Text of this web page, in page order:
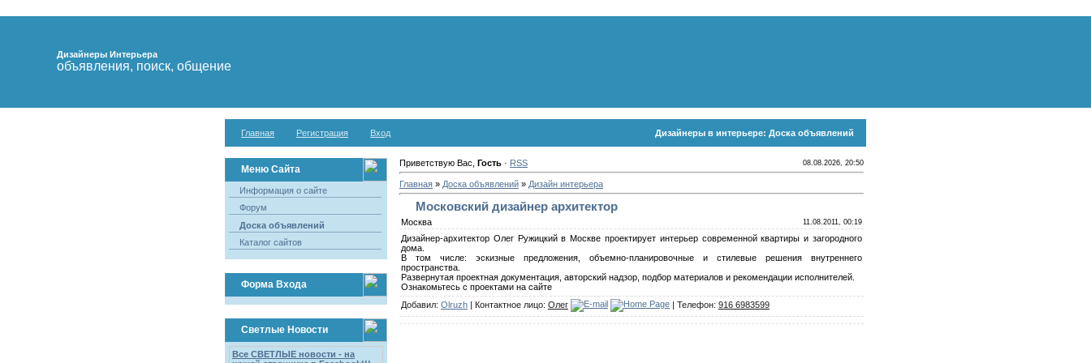
Дизайнеры Интерьера
объявления, поиск, общение
Главная Регистрация Вход Дизайнеры в интерьере: Доска объявлений
Меню Сайта
Информация о сайте
Форум
Доска объявлений
Каталог сайтов
Форма Входа
Светлые Новости
Все СВЕТЛЫЕ новости - на
Приветствую Вас, Гость· RSS 08.08.2026, 20:50
Главная» Доска объявлений» Дизайн интерьера
Московский дизайнер архитектор
Москва 11.08.2011, 00:19
Дизайнер-архитектор Олег Ружицкий в Москве проектирует интерьер современной квартиры и загородного
дома.
В том числе: эскизные предложения, объемно-планировочные и стилевые решения внутреннего
пространства.
Развернутая проектная документация, авторский надзор, подбор материалов и рекомендации исполнителей.
Ознакомьтесь с проектами на сайте
Добавил: Olruzh| Контактное лицо: Олег | Телефон: 916 6983599